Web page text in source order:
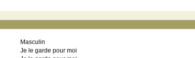
Masculin
Je le garde pour moi